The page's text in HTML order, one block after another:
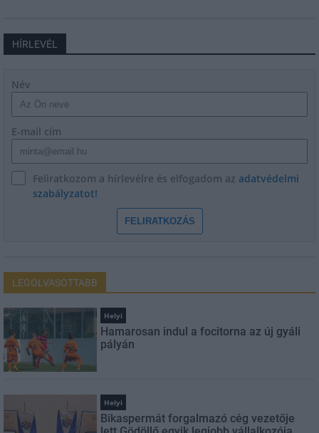
HÍRLEVÉL
Név
E-mail cím
Feliratkozom a hírlevélre és elfogadom az adatvédelmi
szabályzatot!
FELIRATKOZÁS
LEGOLVASOTTABB
Helyi
Hamarosan indul a focitorna az új gyáli
pályán
Helyi
Bikaspermát forgalmazó cég vezetője